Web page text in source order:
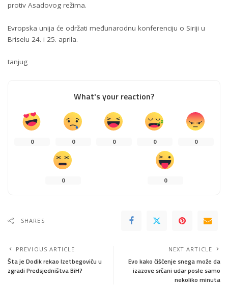
protiv Asadovog režima.
Evropska unija će održati međunarodnu konferenciju o Siriji u
Briselu 24. i 25. aprila.
tanjug
What's your reaction?
0 0 0 0 0
0 0
SHARES
PREVIOUS ARTICLE
Šta je Dodik rekao Izetbegoviću u
zgradi Predsjedništva BiH?
NEXT ARTICLE
Evo kako čišćenje snega može da
izazove srčani udar posle samo
nekoliko minuta